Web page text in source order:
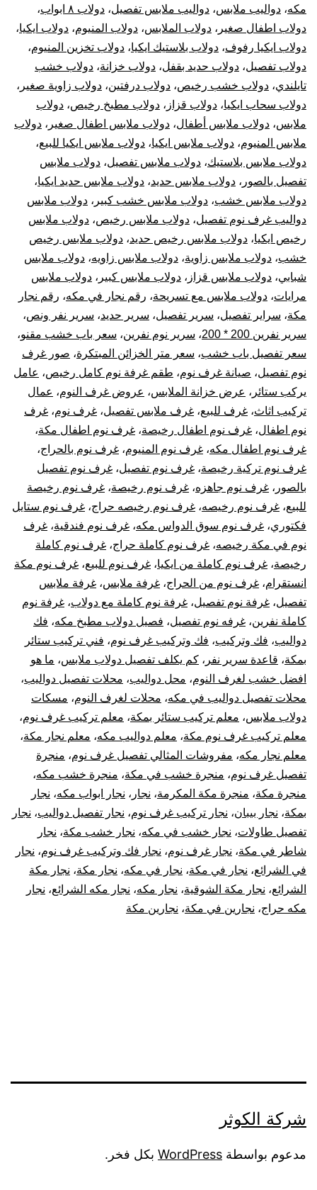
مكه، دواليب ملابس، دواليب ملابس تفصيل، دولاب ٨ ابواب
،
دولاب اطفال صغير ، دولاب الملابس، دولاب المنيوم، دولاب ايكيا،
دولاب ايكيا رفوف، دولاب بلاستيك ايكيا، دولاب تخزين المنيوم،
دولاب تفصيل، دولاب حديد بقفل، دولاب خزانة، دولاب خشب
تايلندي، دولاب خشب رخيص، دولاب درفتين، دولاب زاوية صغير ،
دولاب سحاب ايكيا، دولاب قزاز ، دولاب مطبخ رخيص، دولاب
ملابس، دولاب ملابس أطفال، دولاب ملابس اطفال صغير ، دولاب
ملابس المنيوم، دولاب ملابس ايكيا، دولاب ملابس ايكيا للبيع،
دولاب ملابس بلاستيك، دولاب ملابس تفصيل، دولاب ملابس
تفصيل بالصور ، دولاب ملابس حديد، دولاب ملابس حديد ايكيا،
دولاب ملابس خشب، دولاب ملابس خشب كبير ، دولاب ملابس
دواليب غرف نوم تفصيل، دولاب ملابس رخيص، دولاب ملابس
رخيص ايكيا، دولاب ملابس رخيص حديد، دولاب ملابس رخيص
خشب، دولاب ملابس زاوية، دولاب ملابس زاويه، دولاب ملابس
شبابي، دولاب ملابس قزاز ، دولاب ملابس كبير ، دولاب ملابس
مرايات، دولاب ملابس مع تسريحة، رقم نجار في مكه، رقم نجار
مكة، سراير تفصيل، سرير تفصيل، سرير حديد، سرير نفر ونص،
سرير نفرين 200 * 200
، سرير نوم نفرين، سعر باب خشب مقنو،
سعر تفصيل باب خشب، سعر متر الخزائن المبتكرة، صور غرف
نوم تفصيل، صيانة غرف نوم، طقم غرفة نوم كامل رخيص، عامل
يركب ستائر ، عرض خزانة الملابس، عروض غرف النوم، عمال
تركيب اثاث، غرف للبيع، غرف ملابس تفصيل، غرف نوم، غرف
نوم اطفال، غرف نوم اطفال رخيصة، غرف نوم اطفال مكة،
غرف نوم اطفال مكه، غرف نوم المنيوم، غرف نوم بالحراج،
غرف نوم تركية رخيصة، غرف نوم تفصيل، غرف نوم تفصيل
بالصور ، غرف نوم جاهزه، غرف نوم رخيصة، غرف نوم رخيصة
للبيع، غرف نوم رخيصه، غرف نوم رخيصه حراج، غرف نوم ستايل
فكتوري، غرف نوم سوق الدواس مكه، غرف نوم فندقية، غرف
نوم في مكة رخيصه، غرف نوم كاملة حراج، غرف نوم كاملة
رخيصة، غرف نوم كاملة من ايكيا، غرف نوم للبيع، غرف نوم مكة
انستقرام، غرف نوم من الحراج، غرفة ملابس، غرفة ملابس
تفصيل، غرفة نوم تفصيل، غرفة نوم كاملة مع دولاب، غرفة نوم
كاملة نفرين، غرفه نوم تفصيل، فصيل دولاب مطبخ مكه، فك
دواليب، فك وتركيب، فك وتركيب غرف نوم، فني تركيب ستائر
بمكة، قاعدة سرير نفر ، كم يكلف تفصيل دولاب ملابس، ما هو
افضل خشب لغرف النوم، محل دواليب، محلات تفصيل دواليب،
محلات تفصيل دواليب في مكه، محلات لغرف النوم، مسكات
دولاب ملابس، معلم تركيب ستائر بمكة، معلم تركيب غرف نوم،
معلم تركيب غرف نوم مكة، معلم دواليب مكه، معلم نجار مكة،
معلم نجار مكه، مفروشات المثالي تفصيل غرف نوم، منجرة
تفصيل غرف نوم، منجرة خشب في مكة، منجرة خشب مكه،
منجرة مكة، منجرة مكة المكرمة، نجار ، نجار ابواب مكه، نجار
بمكة، نجار بيبان، نجار تركيب غرف نوم، نجار تفصيل دواليب، نجار
تفصيل طاولات، نجار خشب في مكه، نجار خشب مكة، نجار
شاطر في مكة، نجار غرف نوم، نجار فك وتركيب غرف نوم، نجار
في الشرائع، نجار في مكة، نجار في مكه، نجار مكة، نجار مكة
الشرائع، نجار مكة الشوقية، نجار مكه، نجار مكه الشرائع، نجار
مكه حراج، نجارين في مكة، نجارين مكة
شركة الكوثر
مدعوم بواسطة WordPress بكل فخر.